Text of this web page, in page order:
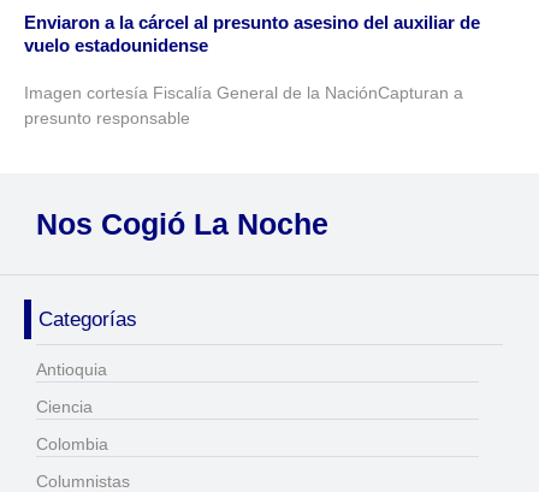
Enviaron a la cárcel al presunto asesino del auxiliar de
vuelo estadounidense
Imagen cortesía Fiscalía General de la NaciónCapturan a
presunto responsable
Nos Cogió La Noche
Categorías
Antioquia
Ciencia
Colombia
Columnistas